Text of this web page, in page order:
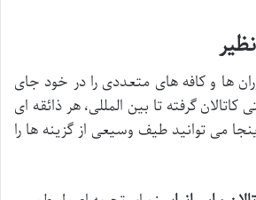
ها و کافه های متعددی را در خود جای
گرفته تا بین المللی، هر ذائقه ای
می توانید طیف وسیعی از گزینه ها را